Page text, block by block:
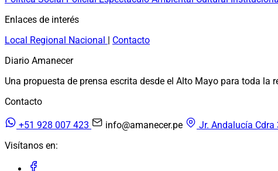
Enlaces de interés
Local Regional Nacional | Contacto
Diario Amanecer
Una propuesta de prensa escrita desde el Alto Mayo para toda la
Contacto
+51 928 007 423 info@amanecer.pe
Jr. Andalucía Cdra
Visítanos en: